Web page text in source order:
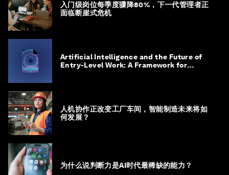
入门级岗位每季度骤降80%，下一代管理者正
面临断崖式危机
Artificial Intelligence and the Future of
Entry-Level Work: A Framework for
人机协作正改变工厂车间，智能制造未来将如
何发展？
为什么说判断力是AI时代最稀缺的能力？